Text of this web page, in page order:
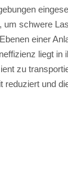
um schwere
einer
liegt in
zu
reduziert und